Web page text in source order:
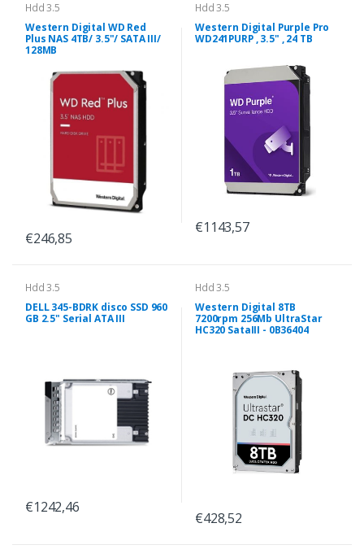
Hdd 3.5
Western Digital WD Red
Plus NAS 4TB/ 3.5"/ SATA III/
128MB
€246,85
Hdd 3.5
Western Digital Purple Pro
WD241PURP , 3.5" , 24 TB
€1143,57
Hdd 3.5
DELL 345-BDRK disco SSD 960
GB 2.5" Serial ATA III
€1242,46
Hdd 3.5
Western Digital 8TB
7200rpm 256Mb UltraStar
HC320 SataIII - 0B36404
€428,52